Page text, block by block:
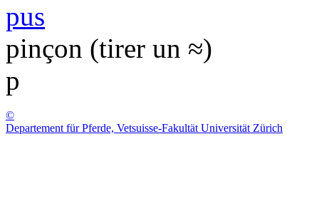
pus
pinçon (tirer un ≈)
p
©
Departement für Pferde, Vetsuisse-Fakultät Universität Zürich